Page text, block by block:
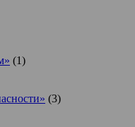
(1)
(3)